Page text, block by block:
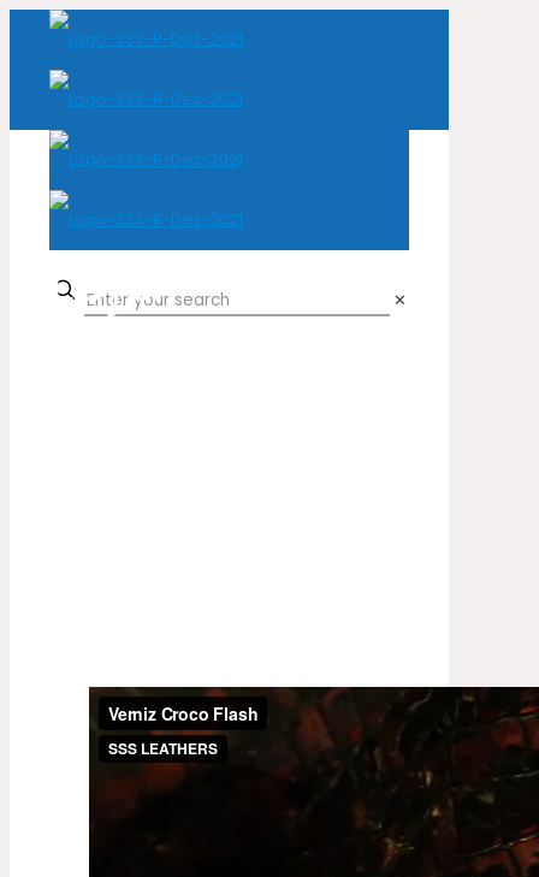
✕
Loja